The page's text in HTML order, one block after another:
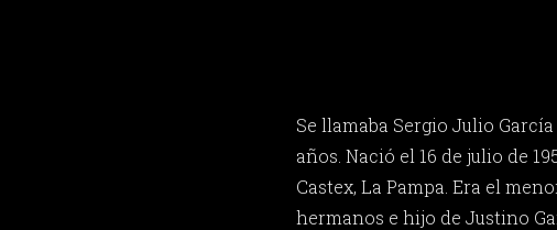
Se llamaba Sergio Julio
años. Nació el 16 de julio de
Castex, La Pampa. Era el
hermanos e hijo de Justino